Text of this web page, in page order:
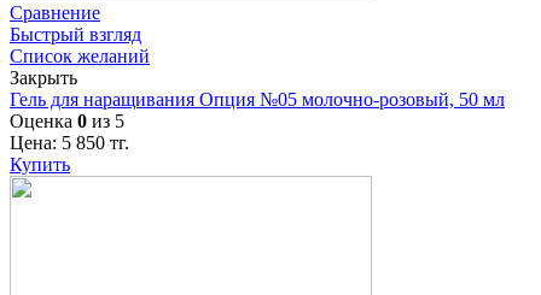
Сравнение
Быстрый взгляд
Список желаний
Закрыть
Гель для наращивания Опция №05 молочно-розовый, 50 мл
Оценка 0 из 5
Цена: 5 850 тг.
Купить